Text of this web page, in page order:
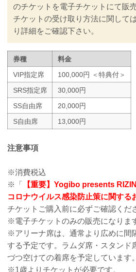
るなど、新たな
ご案内いたしま
皆さまには大変
すが、安心して
ますよう努めて
理解とご協力の
※なおこ...
のチケットを電子チケットにて販
チケットの受け取り方法に関して
り詳細をご確認下さい。
券種
料金
VIP指定席
100,000円 ＜特典付＞
SRS指定席
30,000円
SS自由席
20,000円
S自由席
13,000円
注意事項
※消費税込
※「
【重要】Yogibo presents
コロナウイルス感染防止策に関する
チケットご購入前に必ずご確認くだ
※電子チケットのみの販売になりま
※アリーナ席は、通常より広めに間
する予定です。ラムダ席・スタンド
づつ空けての着席を予定しています。
※1歳よりチケットが必要です。